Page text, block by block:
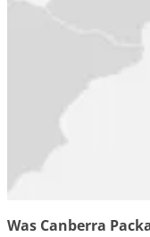
Was Canberra